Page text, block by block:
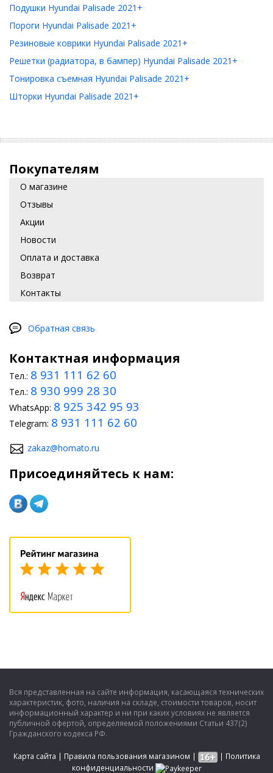
Подушки Hyundai Palisade 2021+
Пороги Hyundai Palisade 2021+
Резиновые коврики Hyundai Palisade 2021+
Решетки (радиатора, в бампер) Hyundai Palisade 2021+
Тонировка съемная Hyundai Palisade 2021+
Шторки Hyundai Palisade 2021+
Покупателям
О магазине
Отзывы
Акции
Новости
Оплата и доставка
Возврат
Контакты
Обратная связь
Контактная информация
Тел.: 8 931 111 62 60
Тел.: 8 930 999 28 30
WhatsApp: 8 925 342 95 93
Telegram: 8 931 111 62 60
zakaz@homato.ru
Присоединяйтесь к нам:
Вся представленная на сайте информация, касающаяся технических
характеристик, фото, наличия на складе, стоимости товаров, носит
информационный характер и ни при каких условиях не является
публичной офертой, определяемой положениями Статьи 437(2)
Гражданского кодекса РФ.
Карта сайта | Правила пользования магазином | | Политика
конфиденциальности